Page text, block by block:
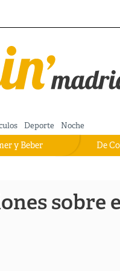
Deporte Noche
De
y Beber
sobre